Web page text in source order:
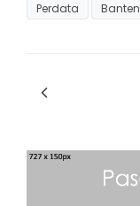
Perdata
Banten